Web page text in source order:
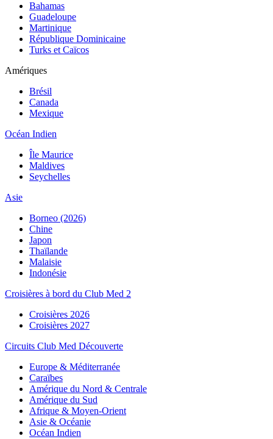
Bahamas
Guadeloupe
Martinique
République Dominicaine
Turks et Caïcos
Amériques
Brésil
Canada
Mexique
Océan Indien
Île Maurice
Maldives
Seychelles
Asie
Borneo (2026)
Chine
Japon
Thaïlande
Malaisie
Indonésie
Croisières à bord du Club Med 2
Croisières 2026
Croisières 2027
Circuits Club Med Découverte
Europe & Méditerranée
Caraïbes
Amérique du Nord & Centrale
Amérique du Sud
Afrique & Moyen-Orient
Asie & Océanie
Océan Indien